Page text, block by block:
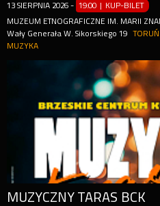
13 SIERPNIA 2026 - 19:00 | KUP-BILET
MUZEUM ETNOGRAFICZNE IM. MARII
Wały Generała W. Sikorskiego 19
TORUŃ
MUZYKA
MUZYCZNY TARAS BCK